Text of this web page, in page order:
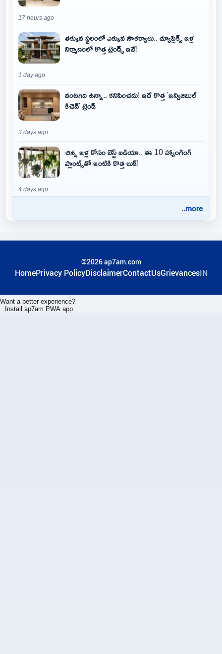
17 hours ago
తక్కువ స్థలంలో ఎక్కువ సౌకర్యాలు.. డ్యూప్లెక్స్ ఇళ్ల
నిర్మాణంలో కొత్త ట్రెండ్స్ ఇవే!
1 day ago
వంటగది ఉన్నా.. కనిపించదు! ఇదే కొత్త 'ఇన్విజిబుల్
కిచెన్' ట్రెండ్
3 days ago
చిన్న ఇళ్ల కోసం బెస్ట్ ఐడియా.. ఈ 10 హ్యాంగింగ్
ప్లాంట్స్‌తో ఇంటికి కొత్త లుక్!
4 days ago
..more
©2026 ap7am.com
HomePrivacy PolicyDisclaimerContactUsGrievancesIN
Want a better experience?
Install ap7am PWA app